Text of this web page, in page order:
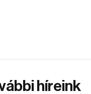
híreink